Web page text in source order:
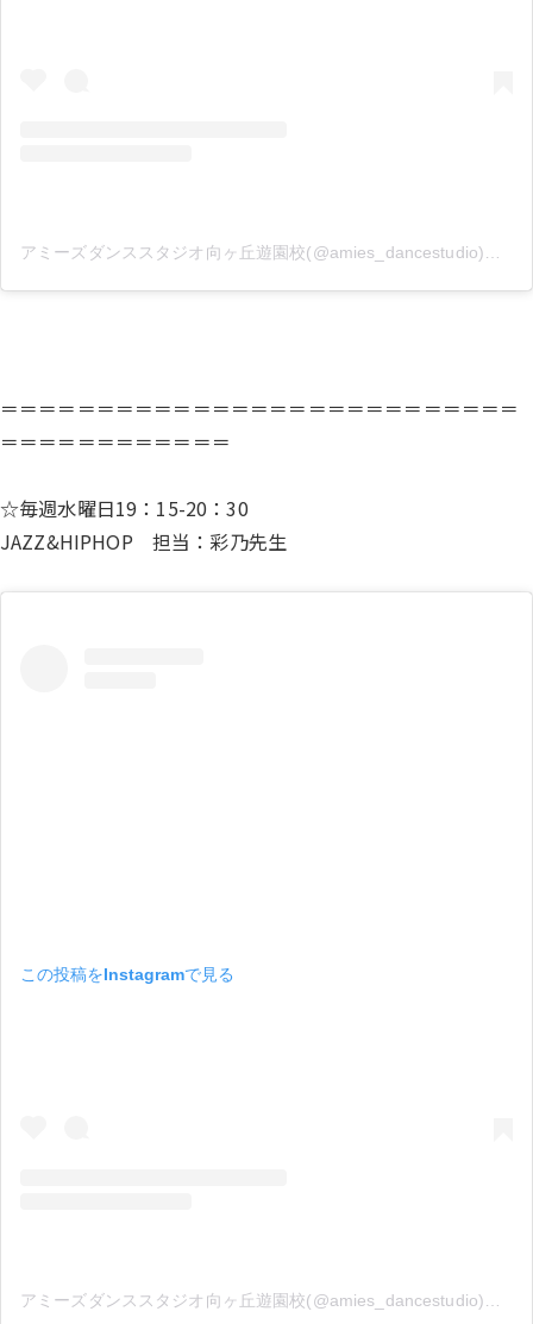
アミーズダンススタジオ向ヶ丘遊園校(@amies_dancestudio)がシェアした投稿
＝＝＝＝＝＝＝＝＝＝＝＝＝＝＝＝＝＝＝＝＝＝＝＝＝＝＝
＝＝＝＝＝＝＝＝＝＝＝＝
☆毎週水曜日19：15-20：30
JAZZ&HIPHOP 担当：彩乃先生
この投稿をInstagramで見る